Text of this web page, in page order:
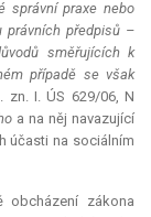
správní praxe nebo
právních předpisů –
směřujících k
případě se však
zn. I. ÚS 629/06, N
a na něj navazující
účasti na sociálním
obcházení zákona